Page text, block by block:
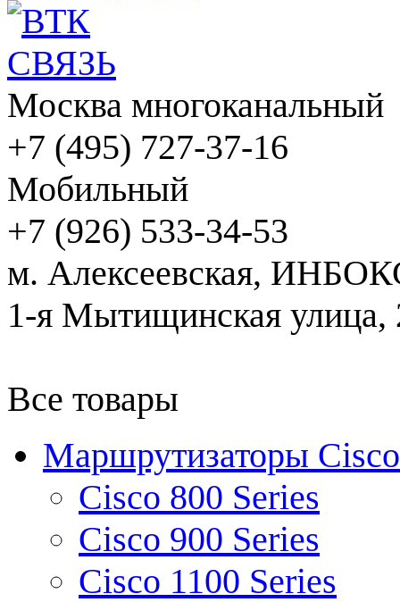
Москва многоканальный
+7 (495) 727-37-16
Мобильный
+7 (926) 533-34-53
м. Алексеевская,
1-я Мытищинская улица,
Все товары
Маршрутизаторы Cisco
Cisco 800 Series
Cisco 900 Series
Cisco 1100 Series